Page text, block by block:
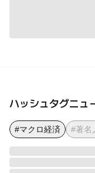
ハッシュタグニュ
#マクロ経済 #著名